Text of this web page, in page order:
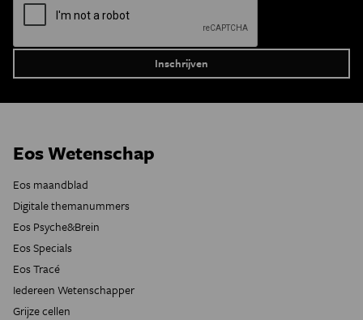
Eos Wetenschap
Eos maandblad
Digitale themanummers
Eos Psyche&Brein
Eos Specials
Eos Tracé
Iedereen Wetenschapper
Grijze cellen